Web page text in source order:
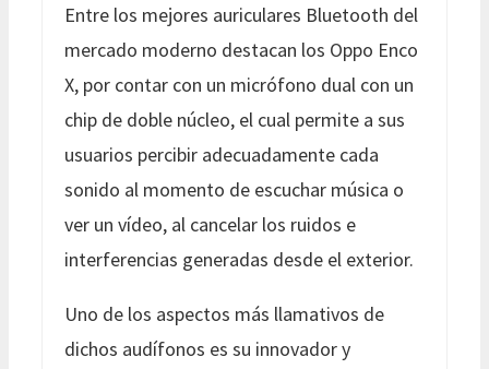
Entre los mejores auriculares Bluetooth del
mercado moderno destacan los Oppo Enco
X, por contar con un micrófono dual con un
chip de doble núcleo, el cual permite a sus
usuarios percibir adecuadamente cada
sonido al momento de escuchar música o
ver un vídeo, al cancelar los ruidos e
interferencias generadas desde el exterior.
Uno de los aspectos más llamativos de
dichos audífonos es su innovador y